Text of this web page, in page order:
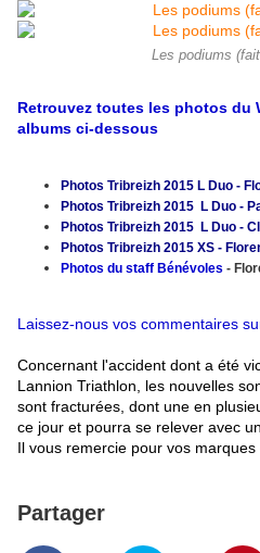
Les podiums
Retrouvez toutes les photos du
albums ci-dessous
Photos Tribreizh 2015 L Duo -
Photos Tribreizh 2015 L Duo -
Photos Tribreizh 2015 L Duo -
Photos Tribreizh 2015 XS -
Photos du staff Bénévoles -
Laissez-nous vos commentaires
Concernant l'accident dont a été
Lannion Triathlon, les nouvelles
sont fracturées, dont une en
ce jour et pourra se relever avec
Il vous remercie pour vos
Partager